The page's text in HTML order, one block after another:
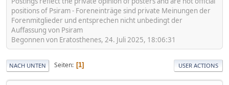
positions of Psiram - Foreneinträge sind private Meinungen der
Forenmitglieder und entsprechen nicht unbedingt der
Auffassung von Psiram
Begonnen von Eratosthenes, 24. Juli 2025, 18:06:31
NACH UNTEN Seiten 1 USER ACTIONS